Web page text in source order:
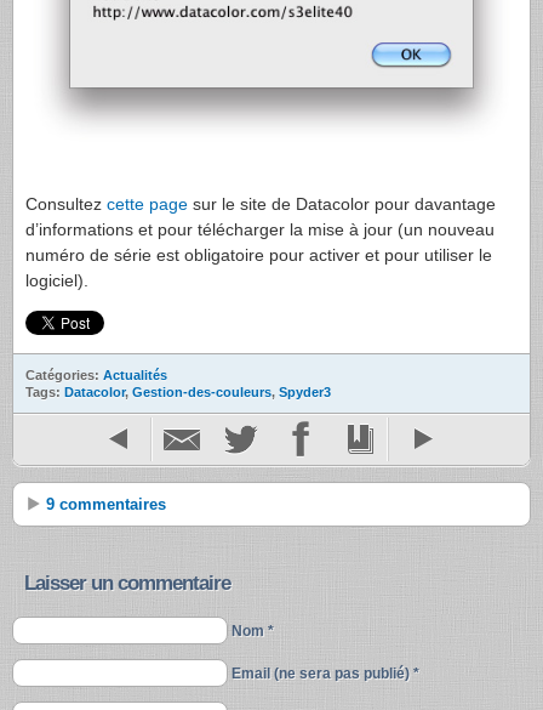
Consultez cette page sur le site de Datacolor pour davantage
d’informations et pour télécharger la mise à jour (un nouveau
numéro de série est obligatoire pour activer et pour utiliser le
logiciel).
Catégories: Actualités
Tags: Datacolor, Gestion-des-couleurs, Spyder3
9 commentaires
Laisser un commentaire
Nom *
Email (ne sera pas publié) *